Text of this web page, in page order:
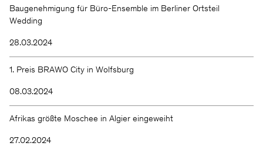
Baugenehmigung für Büro-Ensemble im Berliner Ortsteil
Wedding
28.03.2024
1. Preis BRAWO City in Wolfsburg
08.03.2024
Afrikas größte Moschee in Algier eingeweiht
27.02.2024